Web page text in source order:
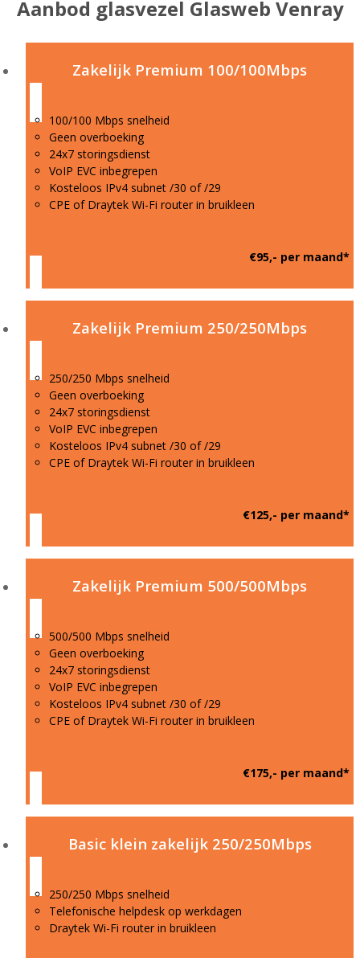
Aanbod glasvezel Glasweb Venray
Zakelijk Premium 100/100Mbps
100/100 Mbps snelheid
Geen overboeking
24x7 storingsdienst
VoIP EVC inbegrepen
Kosteloos IPv4 subnet /30 of /29
CPE of Draytek Wi-Fi router in bruikleen
€95,- per maand*
Zakelijk Premium 250/250Mbps
250/250 Mbps snelheid
Geen overboeking
24x7 storingsdienst
VoIP EVC inbegrepen
Kosteloos IPv4 subnet /30 of /29
CPE of Draytek Wi-Fi router in bruikleen
€125,- per maand*
Zakelijk Premium 500/500Mbps
500/500 Mbps snelheid
Geen overboeking
24x7 storingsdienst
VoIP EVC inbegrepen
Kosteloos IPv4 subnet /30 of /29
CPE of Draytek Wi-Fi router in bruikleen
€175,- per maand*
Basic klein zakelijk 250/250Mbps
250/250 Mbps snelheid
Telefonische helpdesk op werkdagen
Draytek Wi-Fi router in bruikleen